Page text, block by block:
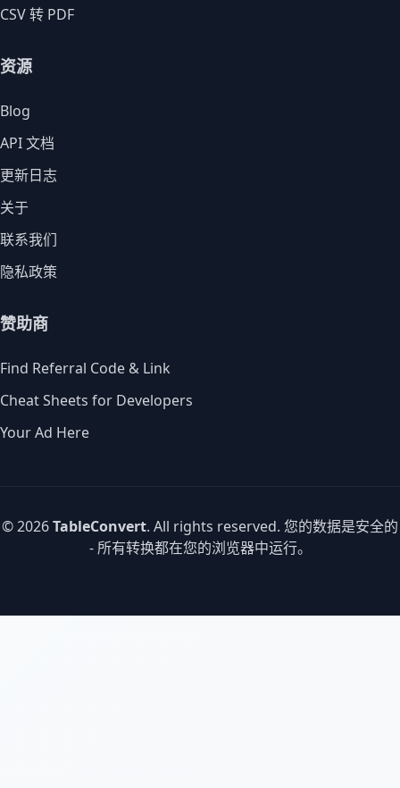
CSV 转 PDF
资源
Blog
API 文档
更新日志
关于
联系我们
隐私政策
赞助商
Find Referral Code & Link
Cheat Sheets for Developers
Your Ad Here
© 2026TableConvert. All rights reserved. 您的数据是安全的
- 所有转换都在您的浏览器中运行。